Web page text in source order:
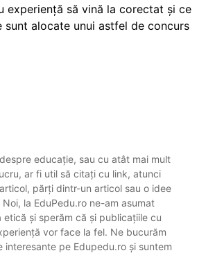
experiență să vină la corectat și ce
sunt alocate unui astfel de concurs
educație, sau cu atât mai mult
ar fi util să citați cu link, atunci
părți dintr-un articol sau o idee
la EduPedu.ro ne-am asumat
și sperăm că și publicațiile cu
vor face la fel. Ne bucurăm
interesante pe Edupedu.ro și suntem